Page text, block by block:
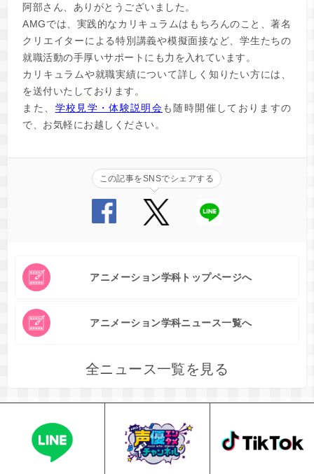
阿部さん、ありがとうございました。
AMGでは、実践的なカリキュラムはもちろんのこと、著名
クリエイターによる特別講義や模擬面接など、学生たちの
就職活動の手厚いサポートにも力を入れています。
カリキュラムや就職実績について詳しく知りたい方には、
を送付いたしております。
また、 学校見学・体験説明会も随時開催しておりますの
で、お気軽にお越しください。
この記事をSNSでシェアする
アニメーション学科トップページへ
アニメーション学科ニュース一覧へ
全ニュース一覧を見る